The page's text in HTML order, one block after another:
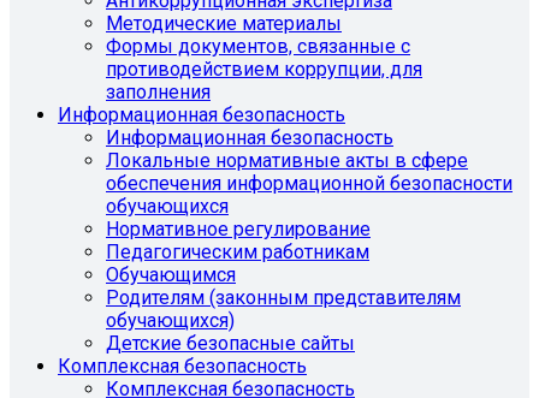
Методические материалы
Формы документов, связанные с
противодействием коррупции, для
заполнения
Информационная безопасность
Информационная безопасность
Локальные нормативные акты в сфере
обеспечения информационной безопасности
обучающихся
Нормативное регулирование
Педагогическим работникам
Обучающимся
Родителям (законным представителям
обучающихся)
Детские безопасные сайты
Комплексная безопасность
Комплексная безопасность